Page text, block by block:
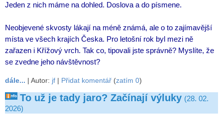
Jeden z nich máme na dohled. Doslova a do písmene.
Neobjevené skvosty lákají na méně známá, ale o to zajímavější
místa ve všech krajích Česka. Pro letošní rok byl mezi ně
zařazen i Křížový vrch. Tak co, tipovali jste správně? Myslíte, že
se zvedne jeho návštěvnost?
dále... | Autor: jf | Přidat komentář (zatím 0)
To už je tady jaro? Začínají výluky (28. 02.
2026)